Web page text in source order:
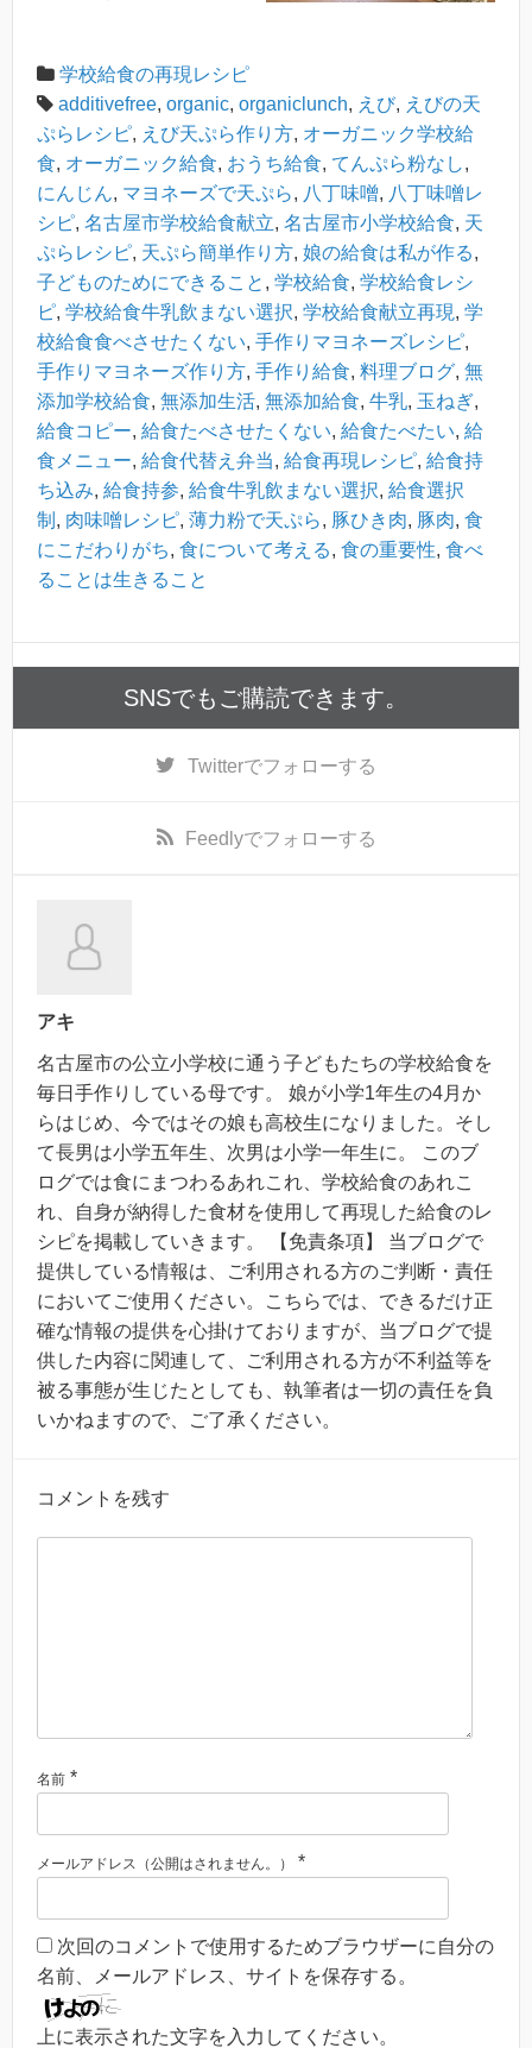
学校給食の再現レシピ
additivefree, organic, organiclunch, えび, えびの天
ぷらレシピ, えび天ぷら作り方, オーガニック学校給
食, オーガニック給食, おうち給食, てんぷら粉なし,
にんじん, マヨネーズで天ぷら, 八丁味噌, 八丁味噌レ
シピ, 名古屋市学校給食献立, 名古屋市小学校給食, 天
ぷらレシピ, 天ぷら簡単作り方, 娘の給食は私が作る,
子どものためにできること , 学校給食, 学校給食レシ
ピ, 学校給食牛乳飲まない選択, 学校給食献立再現, 学
校給食食べさせたくない, 手作りマヨネーズレシピ,
手作りマヨネーズ作り方, 手作り給食, 料理ブログ, 無
添加学校給食, 無添加生活, 無添加給食, 牛乳, 玉ねぎ,
給食コピー, 給食たべさせたくない, 給食たべたい, 給
食メニュー, 給食代替え弁当, 給食再現レシピ, 給食持
ち込み, 給食持参, 給食牛乳飲まない選択, 給食選択
制 , 肉味噌レシピ, 薄力粉で天ぷら, 豚ひき肉, 豚肉, 食
にこだわりがち, 食について考える, 食の重要性, 食べ
ることは生きること
SNSでもご購読できます。
Twitterでフォローする
Feedlyでフォローする
アキ
名古屋市の公立小学校に通う子どもたちの学校給食を
毎日手作りしている母です。 娘が小学1年生の4月か
らはじめ、今ではその娘も高校生になりました。そし
て長男は小学五年生、次男は小学一年生に。 このブ
ログでは食にまつわるあれこれ、学校給食のあれこ
れ、自身が納得した食材を使用して再現した給食のレ
シピを掲載していきます。 【免責条項】 当ブログで
提供している情報は、ご利用される方のご判断・責任
においてご使用ください。こちらでは、できるだけ正
確な情報の提供を心掛けておりますが、当ブログで提
供した内容に関連して、ご利用される方が不利益等を
被る事態が生じたとしても、執筆者は一切の責任を負
いかねますので、ご了承ください。
コメントを残す
名前 *
メールアドレス（公開はされません。） *
次回のコメントで使用するためブラウザーに自分の
名前、メールアドレス、サイトを保存する。
上に表示された文字を入力してください。